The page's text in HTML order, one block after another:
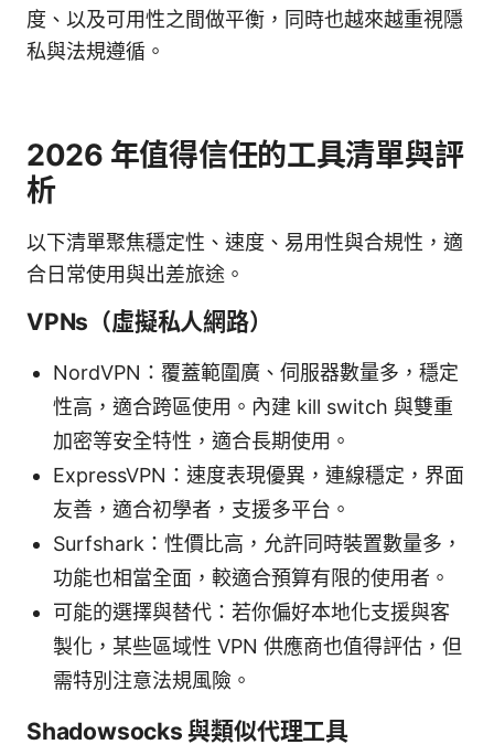
度、以及可用性之間做平衡，同時也越來越重視隱
私與法規遵循。
2026 年值得信任的工具清單與評
析
以下清單聚焦穩定性、速度、易用性與合規性，適
合日常使用與出差旅途。
VPNs（虛擬私人網路）
NordVPN：覆蓋範圍廣、伺服器數量多，穩定
性高，適合跨區使用。內建 kill switch 與雙重
加密等安全特性，適合長期使用。
ExpressVPN：速度表現優異，連線穩定，界面
友善，適合初學者，支援多平台。
Surfshark：性價比高，允許同時裝置數量多，
功能也相當全面，較適合預算有限的使用者。
可能的選擇與替代：若你偏好本地化支援與客
製化，某些區域性 VPN 供應商也值得評估，但
需特別注意法規風險。
Shadowsocks 與類似代理工具